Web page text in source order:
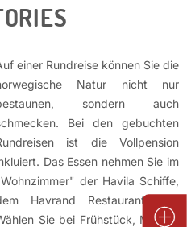
einer Rundreise können Sie die
Natur nicht nur
sondern auch
Bei den gebuchten
ist die Vollpension
Das Essen nehmen Sie im
der Havila Schiffe,
Havrand Restaurant, ein.
Sie bei Frühstück, Mittag-